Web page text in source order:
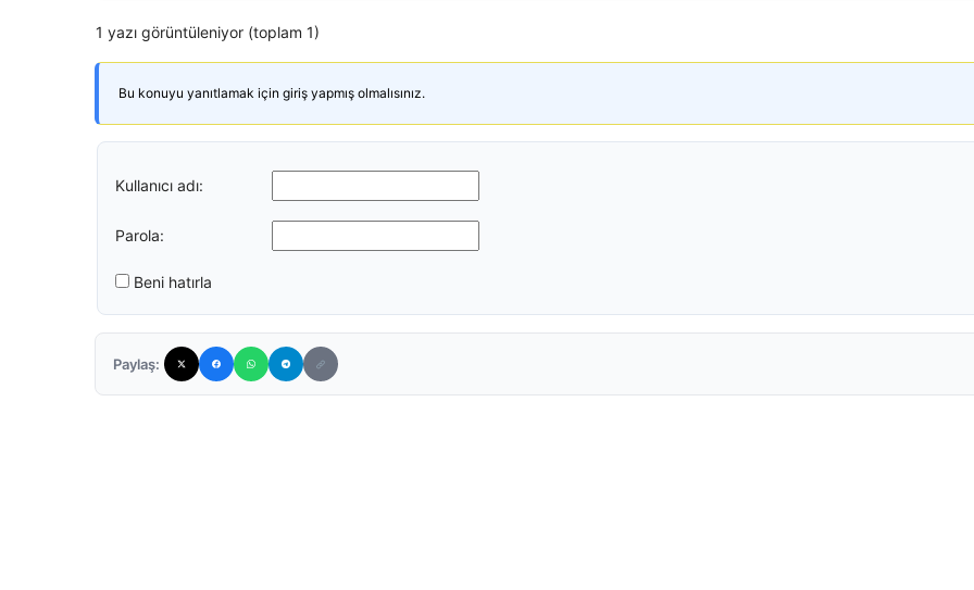
1 yazı görüntüleniyor (toplam 1)
Bu konuyu yanıtlamak için giriş yapmış olmalısınız.
Kullanıcı adı:
Parola:
Beni hatırla
Paylaş: